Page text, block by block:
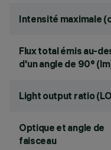
Intensité maximale
Flux total émis au-
d'un angle de 90°
Light output ratio
Optique et angle de
faisceau